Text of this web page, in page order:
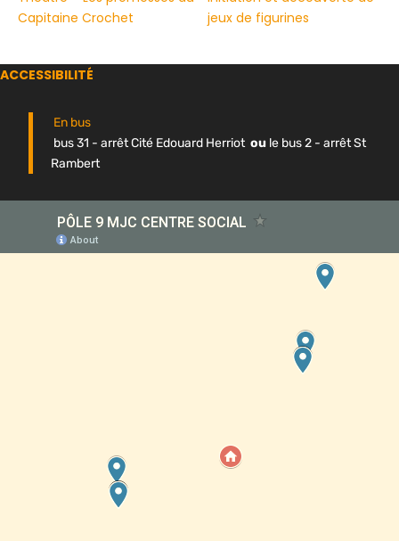
Capitaine Crochet
jeux de figurines
ACCESSIBILITÉ
En bus
bus 31 - arrêt Cité Edouard Herriot ou le bus 2 - arrêt St
Rambert